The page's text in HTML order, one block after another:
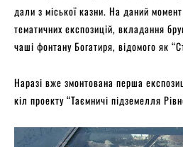
дали з міської казни. На даний
тематичних експозицій, вкладання
чаші фонтану Богатиря, відомого як
Наразі вже змонтована перша
кіл проекту “Таємничі підземелля